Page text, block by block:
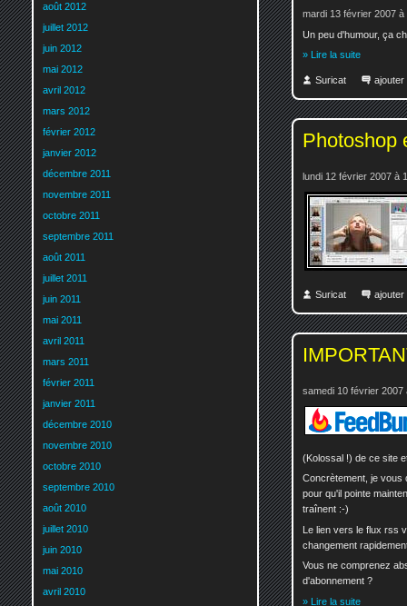
mardi 13 février 2007 à
Un peu d'humour, ça
» Lire la suite
Suricat ajouter
Photoshop
lundi 12 février 2007 à
Suricat ajouter
samedi 10 février 2007
(Kolossal !) de ce site
Concrètement, je vous
pour qu'il pointe
traînent :-)
Le lien vers le flux rss
changement
Vous ne comprenez
d'abonnement ?
» Lire la suite
août 2012
juillet 2012
juin 2012
mai 2012
avril 2012
mars 2012
février 2012
janvier 2012
décembre 2011
novembre 2011
octobre 2011
septembre 2011
août 2011
juillet 2011
juin 2011
mai 2011
avril 2011
mars 2011
février 2011
janvier 2011
décembre 2010
novembre 2010
octobre 2010
septembre 2010
août 2010
juillet 2010
juin 2010
mai 2010
avril 2010